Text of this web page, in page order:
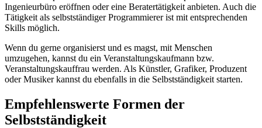
Ingenieurbüro eröffnen oder eine Beratertätigkeit anbieten. Auch die
Tätigkeit als selbstständiger Programmierer ist mit entsprechenden
Skills möglich.
Wenn du gerne organisierst und es magst, mit Menschen
umzugehen, kannst du ein Veranstaltungskaufmann bzw.
Veranstaltungskauffrau werden. Als Künstler, Grafiker, Produzent
oder Musiker kannst du ebenfalls in die Selbstständigkeit starten.
Empfehlenswerte Formen der
Selbstständigkeit